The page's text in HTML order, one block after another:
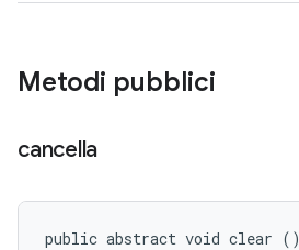
Metodi pubblici
cancella
public abstract void clear ()